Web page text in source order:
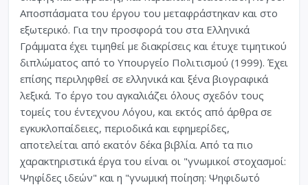
Αποσπάσματα του έργου του μεταφράστηκαν και στο
εξωτερικό. Για την προσφορά του στα Ελληνικά
Γράμματα έχει τιμηθεί με διακρίσεις και έτυχε τιμητικού
διπλώματος από το Υπουργείο Πολιτισμού (1999). Έχει
επίσης περιληφθεί σε ελληνικά και ξένα βιογραφικά
λεξικά. Το έργο του αγκαλιάζει όλους σχεδόν τους
τομείς του έντεχνου Λόγου, και εκτός από άρθρα σε
εγκυκλοπαίδειες, περιοδικά και εφημερίδες,
αποτελείται από εκατόν δέκα βιβλία. Από τα πιο
χαρακτηριστικά έργα του είναι οι "γνωμικοί στοχασμοί:
Ψηφίδες ιδεών" και η "γνωμική ποίηση: Ψηφιδωτό